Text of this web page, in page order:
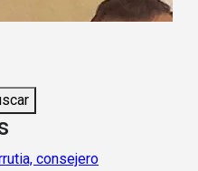
consejero